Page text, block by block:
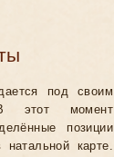
под своим
этот момент
позиции
карте.